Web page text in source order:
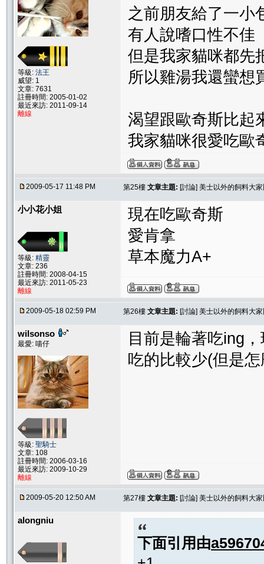
等級: 法王
威望: 1
文章: 7631
註冊時間: 2005-01-02
最近來訪: 2011-09-14
離線
之前朋友給了一小
有人說嗜口性不佳
但是我家貓咪都先
所以雞湯我還蠻想
渴望跟歐奇斯比起
我家貓咪很愛吃歐
2009-05-17 11:48 PM 第25樓 文章主題: [討論] 美士以外的飼料大
小小花小姐
等級: 精靈
文章: 236
註冊時間: 2008-04-15
最近來訪: 2011-05-23
離線
現在吃歐奇斯
愛肯拿
草本魔力A+
2009-05-18 02:59 PM 第26樓 文章主題: [討論] 美士以外的飼料大
wilsonso
最愛: 喵仔
等級: 聖騎士
文章: 108
註冊時間: 2006-03-16
最近來訪: 2009-10-29
離線
目前是輪著吃ing
吃的比較少(但是
2009-05-20 12:50 AM 第27樓 文章主題: [討論] 美士以外的飼料大
alongniu
下面引用由